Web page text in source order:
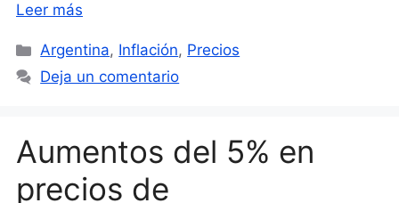
Leer más
Categorías
Argentina, Inflación, Precios
Deja un comentario
Aumentos del 5% en
precios de